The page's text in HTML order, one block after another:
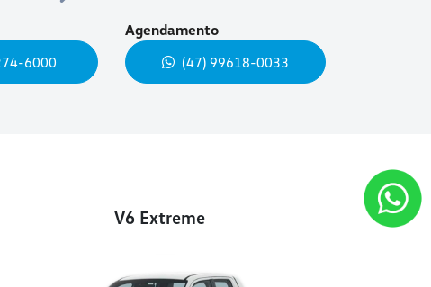
6000
Agendamento
(47) 99618-0033
V6 Extreme